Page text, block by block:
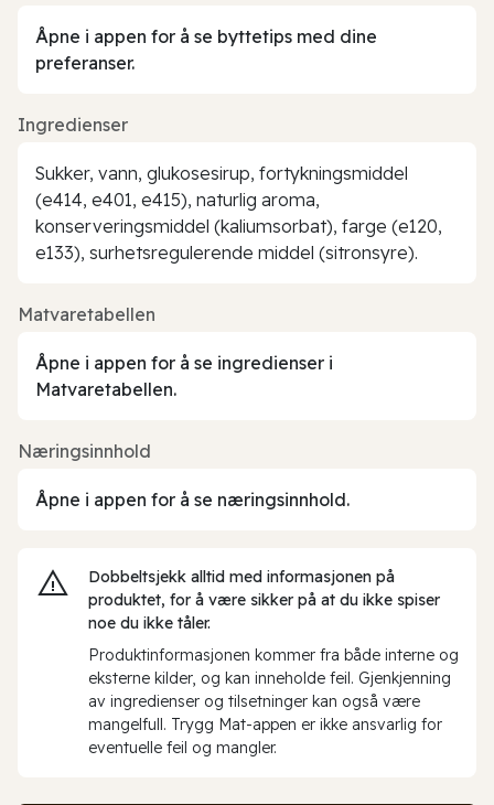
Åpne i appen for å se byttetips med dine
preferanser.
Ingredienser
Sukker, vann, glukosesirup, fortykningsmiddel
(e414, e401, e415), naturlig aroma,
konserveringsmiddel (kaliumsorbat), farge (e120,
e133), surhetsregulerende middel (sitronsyre).
Matvaretabellen
Åpne i appen for å se ingredienser i
Matvaretabellen.
Næringsinnhold
Åpne i appen for å se næringsinnhold.
Dobbeltsjekk alltid med informasjonen på
produktet, for å være sikker på at du ikke spiser
noe du ikke tåler.
Produktinformasjonen kommer fra både interne og
eksterne kilder, og kan inneholde feil. Gjenkjenning
av ingredienser og tilsetninger kan også være
mangelfull. Trygg Mat-appen er ikke ansvarlig for
eventuelle feil og mangler.